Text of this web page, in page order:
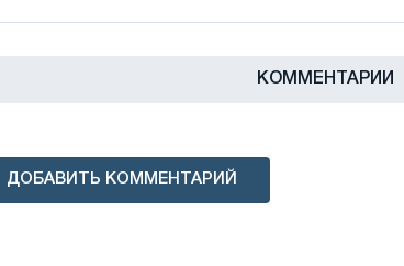
КОММЕНТАРИИ
ДОБАВИТЬ КОММЕНТАРИЙ